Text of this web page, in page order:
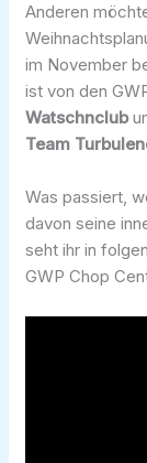
Anderen
im November
ist von den
Watschnclub
Team
Was passiert,
davon seine
seht ihr in
GWP Chop